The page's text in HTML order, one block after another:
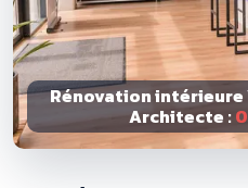
Rénovation intérieure
Architecte :